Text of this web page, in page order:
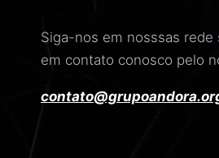
Siga-nos em nosssas rede
em contato conosco pelo